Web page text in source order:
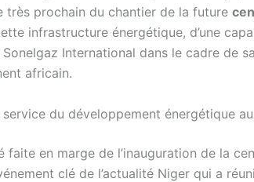
très prochain du chantier de la future
infrastructure énergétique, d’une
International dans le cadre de
africain.
du développement énergétique
faite en marge de l’inauguration de la
clé de l’actualité Niger qui a